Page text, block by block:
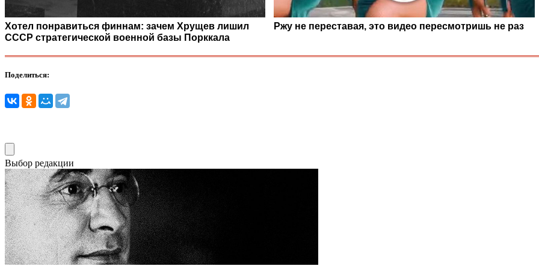
Хотел понравиться финнам: зачем Хрущев лишил
СССР стратегической военной базы Порккала
Ржу не переставая, это видео пересмотришь не раз
Поделиться:
Выбор редакции